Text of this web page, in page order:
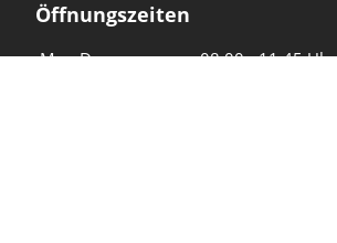
Öffnungszeiten
Mo - Do
08.00 - 11.45 Uhr